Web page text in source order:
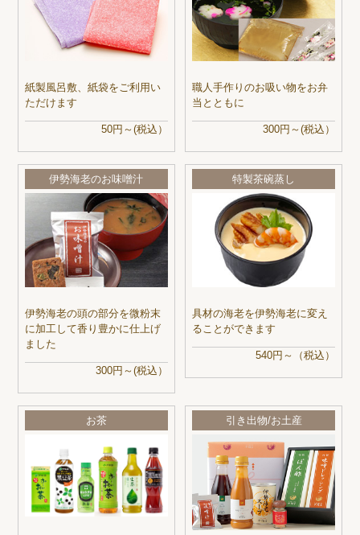
紙製風呂敷、紙袋をご利用い
ただけます
50円～(税込）
職人手作りのお吸い物をお弁
当とともに
300円～(税込）
伊勢海老のお味噌汁
伊勢海老の頭の部分を微粉末
に加工して香り豊かに仕上げ
ました
300円～(税込）
特製茶碗蒸し
具材の海老を伊勢海老に変え
ることができます
540円～（税込）
お茶 引き出物/お土産